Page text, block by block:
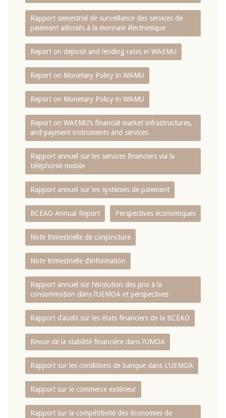
Rapport semestriel de surveillance des services de
paiement adossés à la monnaie électronique
Report on deposit and lending rates in WAEMU
Report on Monetary Policy in WAMU
Report on Monetary Policy in WAMU
Report on WAEMU’s financial market infrastructures,
and payment instruments and services
Rapport annuel sur les services financiers via la
téléphonie mobile
Rapport annuel sur les systèmes de paiement
BCEAO Annual Report Perspectives économiques
Note trimestrielle de conjoncture
Note trimestrielle d‘information
Rapport annuel sur l‘évolution des prix à la
consommation dans l‘UEMOA et perspectives
Rapport d‘audit sur les états financiers de la BCEAO
Revue de la stabilité financière dans l‘UMOA
Rapport sur les conditions de banque dans L‘UEMOA
Rapport sur le commerce extérieur
Rapport sur la compétitivité des économies de